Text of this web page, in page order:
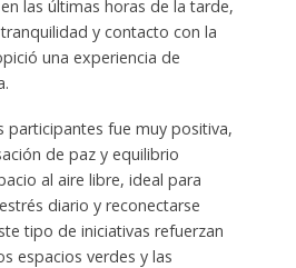
las últimas horas de la tarde,
y contacto con la
una experiencia de
participantes fue muy positiva,
de paz y equilibrio
al aire libre, ideal para
diario y reconectarse
tipo de iniciativas refuerzan
espacios verdes y las